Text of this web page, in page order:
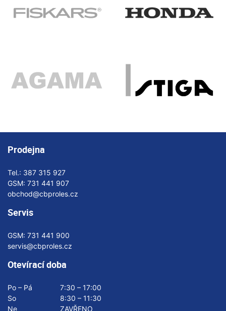
Prodejna
Tel.: 387 315 927
GSM: 731 441 907
obchod@cbproles.cz
Servis
GSM: 731 441 900
servis@cbproles.cz
Otevírací doba
Po – Pá
7:30 – 17:00
So
8:30 – 11:30
Ne
ZAVŘENO